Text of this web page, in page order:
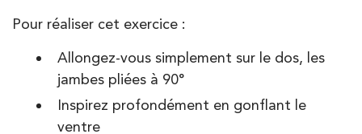
Pour réaliser cet exercice :
Allongez-vous simplement sur le dos, les
jambes pliées à 90°
Inspirez profondément en gonflant le
ventre
PRENDRE RDV
PRENDRE RDV
Kinésithérapie